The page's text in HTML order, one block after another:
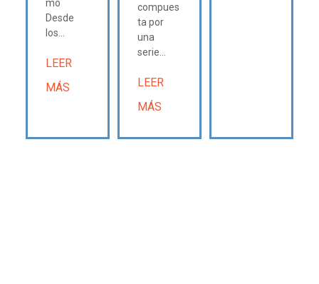
mo
Desde
los...
LEER
MÁS
compues
ta por
una
serie...
LEER
MÁS